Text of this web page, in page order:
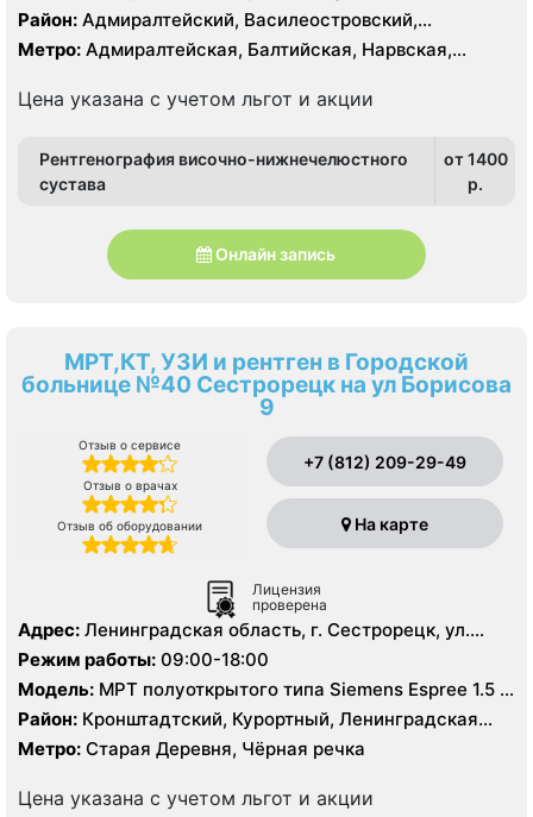
КТ Aquilion PRIME Toshiba Medical System Corporation
160 срезов
Район: Адмиралтейский, Василеостровский,
Кировский, Центральный
Метро: Адмиралтейская, Балтийская, Нарвская,
Цена указана с учетом льгот и акции
Рентгенография височно-нижнечелюстного
сустава
от 1400
p.
Онлайн запись
МРТ,КТ, УЗИ и рентген в Городской
больнице №40 Сестрорецк на ул Борисова
9
Отзыв о сервисе
Отзыв о врачах
Отзыв об оборудовании
+7 (812) 209-29-49
На карте
Лицензия
проверена
Адрес: Ленинградская область, г. Сестрорецк, ул.
Борисова д. 9
Режим работы: 09:00-18:00
Модель: МРТ полуоткрытого типа Siemens Espree 1.5 T,
МРТ Siemens Avanto 1.5 Т, КТ GE Revolution EVO 128
срезов, КТ Siemens Somatom Emotion 16 срезов
Район: Кронштадтский, Курортный, Ленинградская
область
Метро: Старая Деревня, Чёрная речка
Цена указана с учетом льгот и акции